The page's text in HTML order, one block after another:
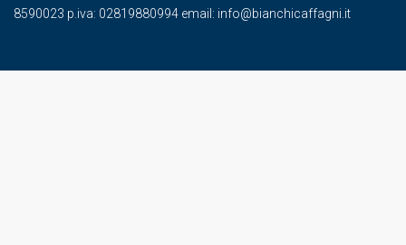
8590023 p.iva: 02819880994 email: info@bianchicaffagni.it